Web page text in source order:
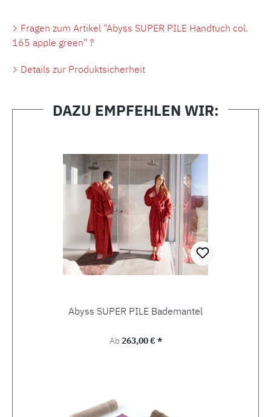
Fragen zum Artikel "Abyss SUPER PILE Handtuch col.
165 apple green" ?
Details zur Produktsicherheit
DAZU EMPFEHLEN WIR:
Abyss SUPER PILE Bademantel
Regulärer Preis:
Ab263,00 € *